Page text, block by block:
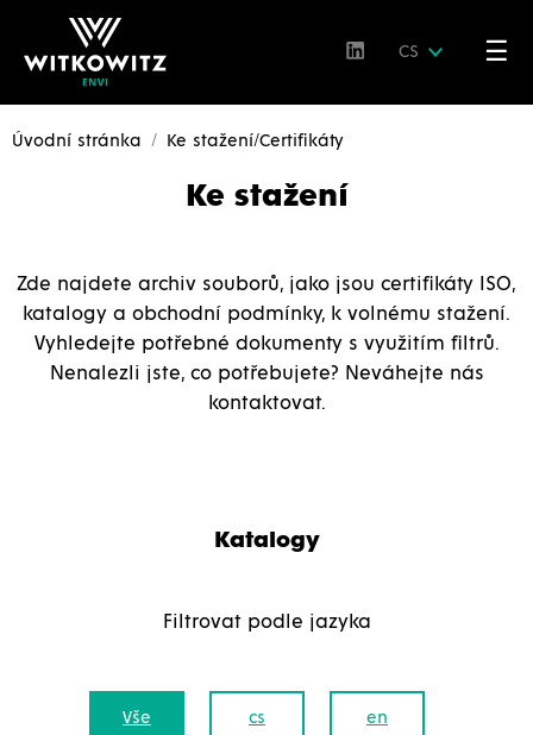
CS ☰
Úvodní stránka Ke stažení/Certifikáty
Ke stažení
Zde najdete archiv souborů, jako jsou certifikáty ISO,
katalogy a obchodní podmínky, k volnému stažení.
Vyhledejte potřebné dokumenty s využitím filtrů.
Nenalezli jste, co potřebujete? Neváhejte nás
kontaktovat.
Katalogy
Filtrovat podle jazyka
Vše cs en